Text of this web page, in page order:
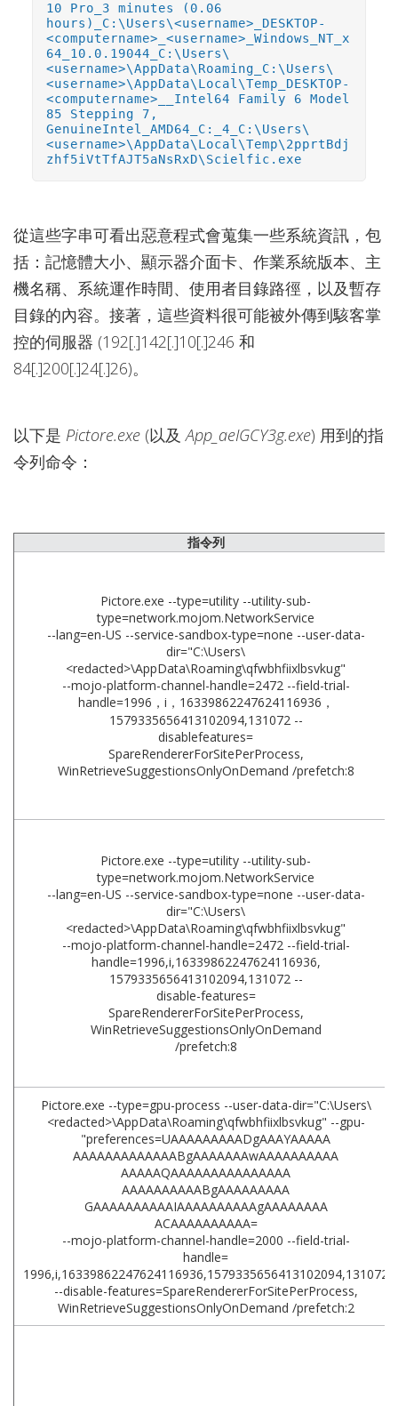
10 Pro_3 minutes (0.06
hours)_C:\Users\<username>_DESKTOP-
<computername>_<username>_Windows_NT_x
64_10.0.19044_C:\Users\
<username>\AppData\Roaming_C:\Users\
<username>\AppData\Local\Temp_DESKTOP-
<computername>__Intel64 Family 6 Model
85 Stepping 7,
GenuineIntel_AMD64_C:_4_C:\Users\
<username>\AppData\Local\Temp\2pprtBdj
zhf5iVtTfAJT5aNsRxD\Scielfic.exe
從這些字串可看出惡意程式會蒐集一些系統資訊，包
括：記憶體大小、顯示器介面卡、作業系統版本、主
機名稱、系統運作時間、使用者目錄路徑，以及暫存
目錄的內容。接著，這些資料很可能被外傳到駭客掌
控的伺服器 (192[.]142[.]10[.]246 和
84[.]200[.]24[.]26)。
以下是 Pictore.exe (以及App_aeIGCY3g.exe) 用到的指
令列命令：
指令列
Pictore.exe --type=utility --utility-sub-
type=network.mojom.NetworkService
--lang=en-US --service-sandbox-type=none --user-data-
dir="C:\Users\
<redacted>\AppData\Roaming\qfwbhfiixlbsvkug"
--mojo-platform-channel-handle=2472 --field-trial-
handle=1996，i，16339862247624116936，
1579335656413102094,131072 --
disablefeatures=
SpareRendererForSitePerProcess,
WinRetrieveSuggestionsOnlyOnDemand /prefetch:8
Pictore.exe --type=utility --utility-sub-
type=network.mojom.NetworkService
--lang=en-US --service-sandbox-type=none --user-data-
dir="C:\Users\
<redacted>\AppData\Roaming\qfwbhfiixlbsvkug"
--mojo-platform-channel-handle=2472 --field-trial-
handle=1996,i,16339862247624116936,
1579335656413102094,131072 --
disable-features=
SpareRendererForSitePerProcess,
WinRetrieveSuggestionsOnlyOnDemand
/prefetch:8
Pictore.exe --type=gpu-process --user-data-dir="C:\Users\
<redacted>\AppData\Roaming\qfwbhfiixlbsvkug" --gpu-
"preferences=UAAAAAAAAADgAAAYAAAAA
AAAAAAAAAAAAABgAAAAAAAwAAAAAAAAAA
AAAAAQAAAAAAAAAAAAAAA
AAAAAAAAAABgAAAAAAAAA
GAAAAAAAAAAIAAAAAAAAAAgAAAAAAAA
ACAAAAAAAAAA=
--mojo-platform-channel-handle=2000 --field-trial-
handle=
1996,i,16339862247624116936,1579335656413102094,131072
--disable-features=SpareRendererForSitePerProcess,
WinRetrieveSuggestionsOnlyOnDemand /prefetch:2